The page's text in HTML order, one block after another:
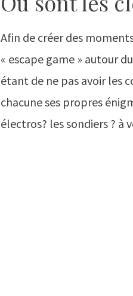
Afin de créer des
« escape game » autour
étant de ne pas avoir les
chacune ses propres
électros? les sondiers ? à